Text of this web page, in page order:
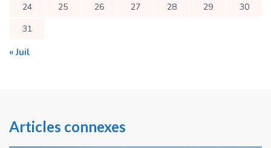
24
25 26 27 28 29
30
31
« Juil
Articles connexes